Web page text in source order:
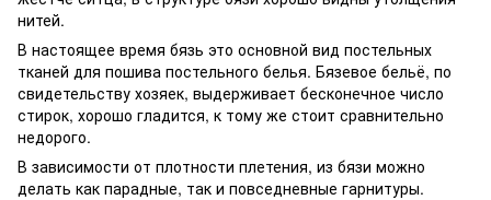
нитей.
В настоящее время бязь это основной вид постельных
тканей для пошива постельного белья. Бязевое бельё, по
свидетельству хозяек, выдерживает бесконечное число
стирок, хорошо гладится, к тому же стоит сравнительно
недорого.
В зависимости от плотности плетения, из бязи можно
делать как парадные, так и повседневные гарнитуры.